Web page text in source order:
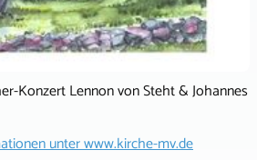
Konzert Lennon von Steht & Johannes
unterwww.kirche-mv.de